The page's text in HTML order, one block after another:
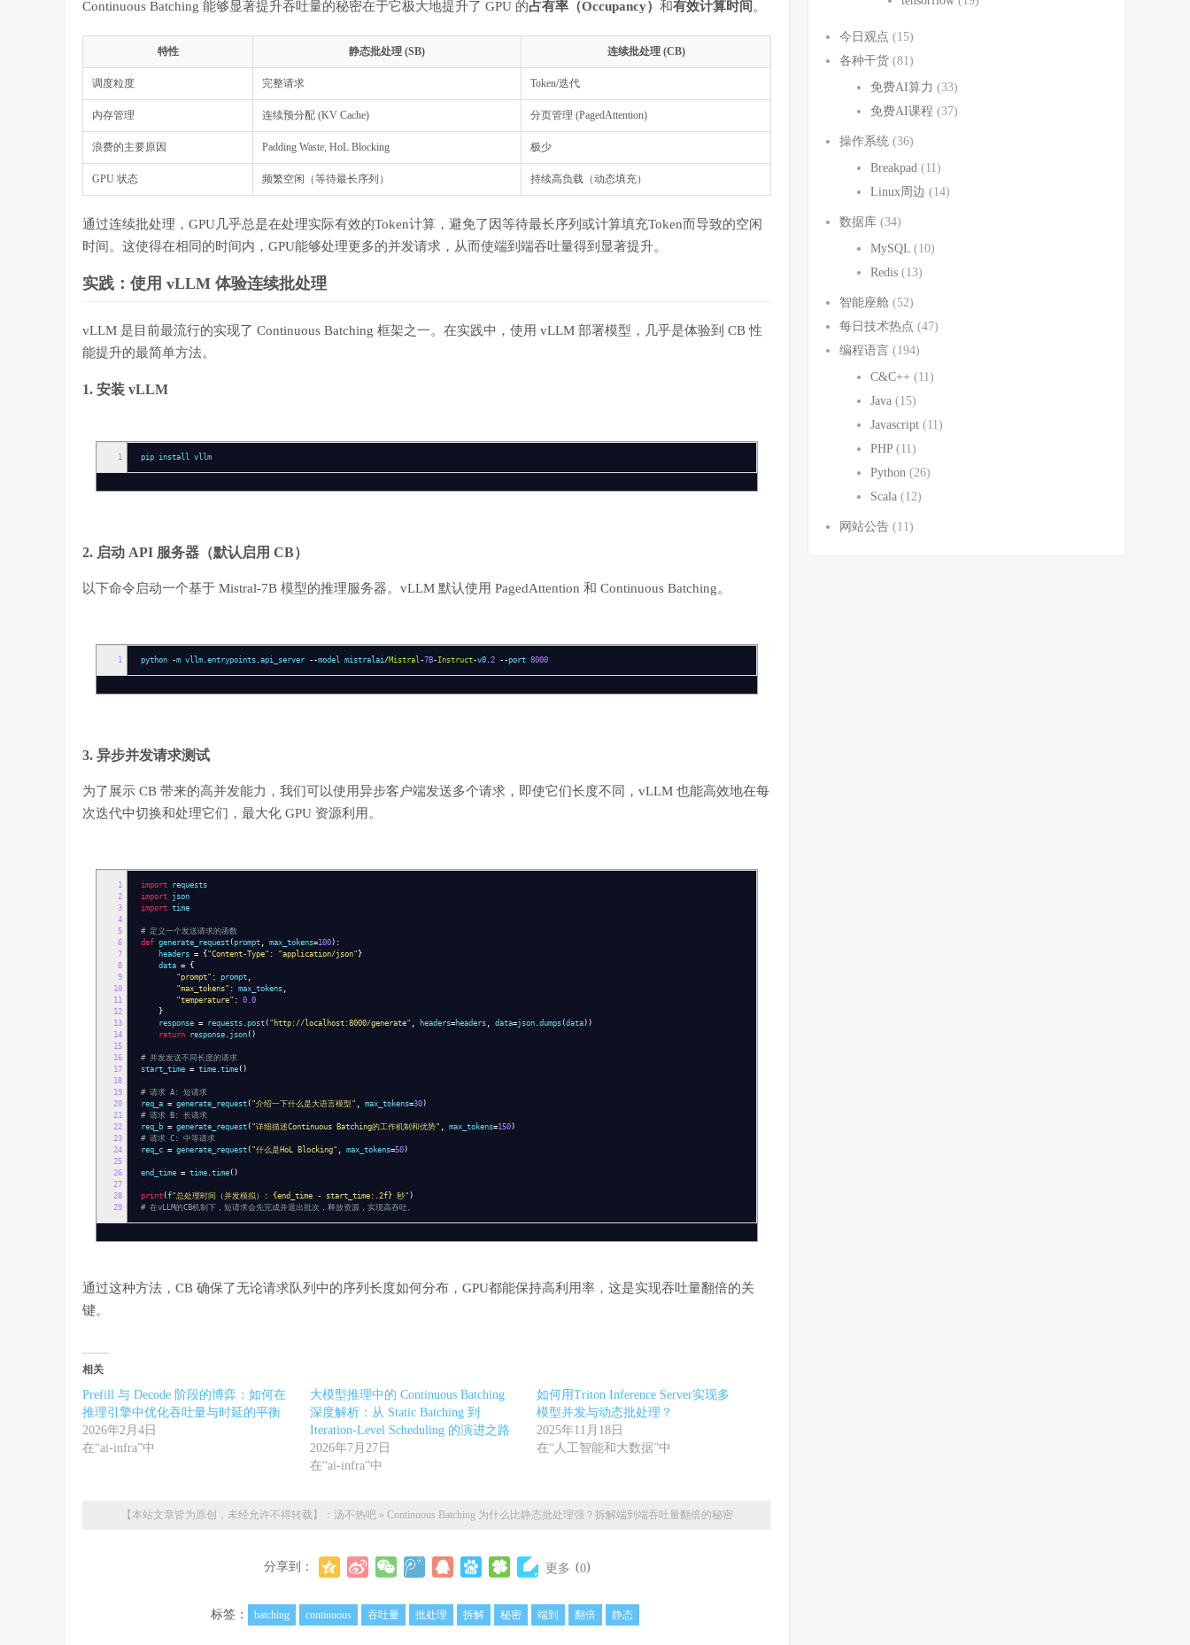
Continuous Batching 能够显著提升吞吐量的秘密在于它极大地提升了 GPU 的占有率（Occupancy） 和有效计算时间 。
特性 静态批处理 (SB) 连续批处理 (CB)
调度粒度 完整请求 Token/迭代
内存管理 连续预分配 (KV Cache) 分页管理 (PagedAttention)
浪费的主要原因 Padding Waste, HoL Blocking 极少
GPU 状态 频繁空闲（等待最长序列） 持续高负载（动态填充）
通过连续批处理，GPU几乎总是在处理实际有效的Token计算，避免了因等待最长序列或计算填充Token而导致的空闲
时间。这使得在相同的时间内，GPU能够处理更多的并发请求，从而使端到端吞吐量得到显著提升。
实践：使用 vLLM 体验连续批处理
vLLM 是目前最流行的实现了 Continuous Batching 框架之一。在实践中，使用 vLLM 部署模型，几乎是体验到 CB 性
能提升的最简单方法。
1. 安装 vLLM
1 pip install vllm
2. 启动 API 服务器（默认启用 CB）
以下命令启动一个基于 Mistral-7B 模型的推理服务器。vLLM 默认使用 PagedAttention 和 Continuous Batching。
1 python -m vllm .entrypoints .api_server --model mistralai/Mistral-7B- Instruct-v0 .2 --port 8000
3. 异步并发请求测试
为了展示 CB 带来的高并发能力，我们可以使用异步客户端发送多个请求，即使它们长度不同，vLLM 也能高效地在每
次迭代中切换和处理它们，最大化 GPU 资源利用。
1
2
3
4
5
6
7
8
9
10
11
12
13
14
15
16
17
18
19
20
21
22
23
24
25
26
27
28
29
import requests
import json
import time
# 定义一个发送请求的函数
def generate_request (prompt , max_tokens=100):
headers = {"Content-Type" : "application/json" }
data = {
"prompt" : prompt ,
"max_tokens" : max_tokens ,
"temperature" : 0.0
}
response = requests .post ( "http://localhost:8000/generate" , headers=headers , data=json .dumps (data))
return response . json ()
# 并发发送不同长度的请求
start_time = time .time ()
# 请求 A: 短请求
req_a = generate_request ( "介绍一下什么是大语言模型" , max_tokens=30)
# 请求 B: 长请求
req_b = generate_request ( "详细描述Continuous Batching的工作机制和优势" , max_tokens=150)
# 请求 C: 中等请求
req_c = generate_request ( "什么是HoL Blocking" , max_tokens=50)
end_time = time .time ()
print (f"总处理时间（并发模拟）: {end_time - start_time:.2f} 秒" )
# 在vLLM的CB机制下，短请求会先完成并退出批次，释放资源，实现高吞吐。
通过这种方法，CB 确保了无论请求队列中的序列长度如何分布，GPU都能保持高利用率，这是实现吞吐量翻倍的关
键。
相关
Prefill 与 Decode 阶段的博弈：如何在
推理引擎中优化吞吐量与时延的平衡
2026年2月4日
在“ai-infra”中
大模型推理中的 Continuous Batching
深度解析：从 Static Batching 到
Iteration-Level Scheduling 的演进之路
2026年7月27日
在“ai-infra”中
如何用Triton Inference Server实现多
模型并发与动态批处理？
2025年11月18日
在“人工智能和大数据”中
【本站文章皆为原创，未经允许不得转载】： 汤不热吧» Continuous Batching 为什么比静态批处理强？拆解端到端吞吐量翻倍的秘密
分享到： 更多 (0)
标签： batching continuous 吞吐量 批处理 拆解 秘密 端到 翻倍 静态
今日观点 (15)
各种干货 (81)
免费AI算力 (33)
免费AI课程 (37)
操作系统 (36)
Breakpad (11)
Linux周边 (14)
数据库 (34)
MySQL (10)
Redis (13)
智能座舱 (52)
每日技术热点 (47)
编程语言 (194)
C&C++ (11)
Java (15)
Javascript (11)
PHP (11)
Python (26)
Scala (12)
网站公告 (11)